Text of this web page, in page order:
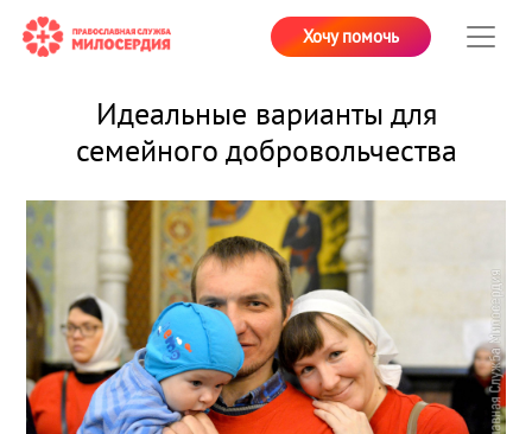
Хочу помочь
Идеальные варианты для
семейного добровольчества